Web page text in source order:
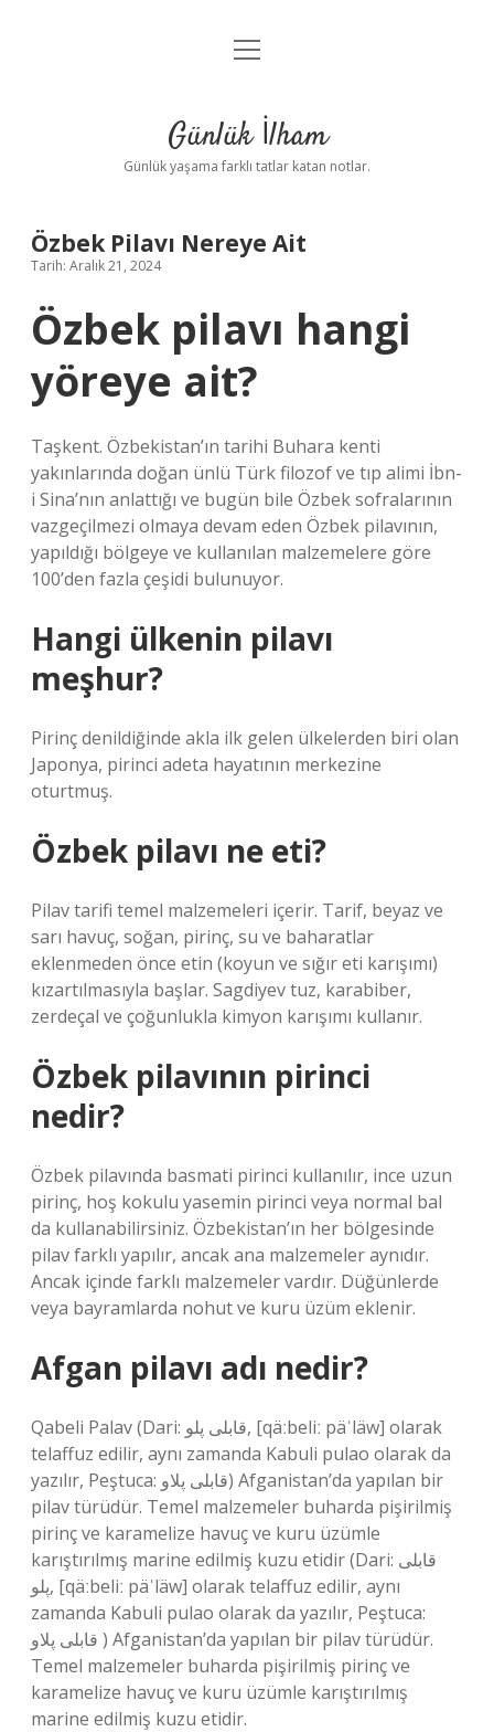
Anasayfa
Yasal Uyarı
menüyü
Günlük İlham
Günlük yaşama farklı tatlar katan notlar.
Özbek Pilavı Nereye Ait
Tarih: Aralık 21, 2024
Özbek pilavı hangi
yöreye ait?
Taşkent. Özbekistan’ın tarihi Buhara kenti
yakınlarında doğan ünlü Türk filozof ve tıp alimi İbn-
i Sina’nın anlattığı ve bugün bile Özbek sofralarının
vazgeçilmezi olmaya devam eden Özbek pilavının,
yapıldığı bölgeye ve kullanılan malzemelere göre
100’den fazla çeşidi bulunuyor.
Hangi ülkenin pilavı
meşhur?
Pirinç denildiğinde akla ilk gelen ülkelerden biri olan
Japonya, pirinci adeta hayatının merkezine
oturtmuş.
Özbek pilavı ne eti?
Pilav tarifi temel malzemeleri içerir. Tarif, beyaz ve
sarı havuç, soğan, pirinç, su ve baharatlar
eklenmeden önce etin (koyun ve sığır eti karışımı)
kızartılmasıyla başlar. Sagdiyev tuz, karabiber,
zerdeçal ve çoğunlukla kimyon karışımı kullanır.
Özbek pilavının pirinci
nedir?
Özbek pilavında basmati pirinci kullanılır, ince uzun
pirinç, hoş kokulu yasemin pirinci veya normal bal
da kullanabilirsiniz. Özbekistan’ın her bölgesinde
pilav farklı yapılır, ancak ana malzemeler aynıdır.
Ancak içinde farklı malzemeler vardır. Düğünlerde
veya bayramlarda nohut ve kuru üzüm eklenir.
Afgan pilavı adı nedir?
Qabeli Palav (Dari: قابلی پلو, [qäːbeliː päˈläw] olarak
telaffuz edilir, aynı zamanda Kabuli pulao olarak da
yazılır, Peştuca: قابلی پلاو) Afganistan’da yapılan bir
pilav türüdür. Temel malzemeler buharda pişirilmiş
pirinç ve karamelize havuç ve kuru üzümle
karıştırılmış marine edilmiş kuzu etidir (Dari: قابلی
پلو, [qäːbeliː päˈläw] olarak telaffuz edilir, aynı
zamanda Kabuli pulao olarak da yazılır, Peştuca:
قابلی پلاو ‎) Afganistan’da yapılan bir pilav türüdür.
Temel malzemeler buharda pişirilmiş pirinç ve
karamelize havuç ve kuru üzümle karıştırılmış
marine edilmiş kuzu etidir.